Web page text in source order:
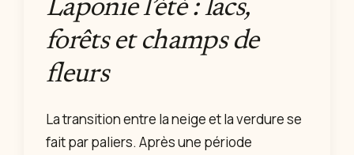
Laponie l’été : lacs,
forêts et champs de
fleurs
La transition entre la neige et la verdure se
fait par paliers. Après une période